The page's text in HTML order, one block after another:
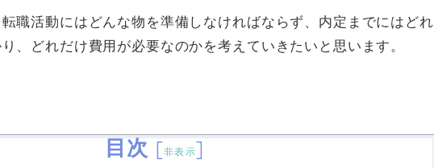
職活動にはどんな物を準備しなければならず、内定までにはどれ
、どれだけ費用が必要なのかを考えていきたいと思います。
目次 [非表示]